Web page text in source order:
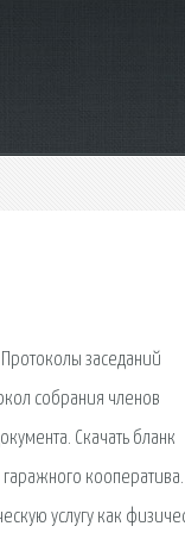
заседаний
собрания членов
Скачать бланк
кооператива.
услугу как